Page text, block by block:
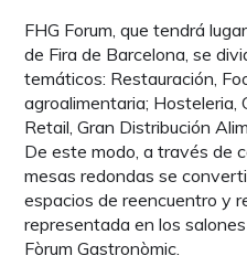
FHG Forum, que tendrá
de Fira de Barcelona, se
temáticos: Restauración,
agroalimentaria; Hosteleria,
Retail, Gran Distribución
De este modo, a través de
mesas redondas se
espacios de reencuentro y
representada en los
Fòrum Gastronòmic.